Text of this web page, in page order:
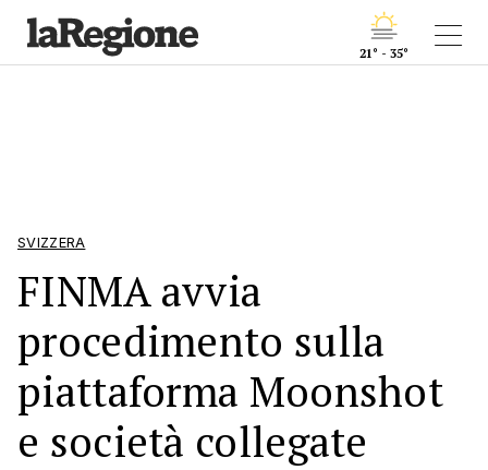
21° - 35°
SVIZZERA
FINMA avvia
procedimento sulla
piattaforma Moonshot
e società collegate